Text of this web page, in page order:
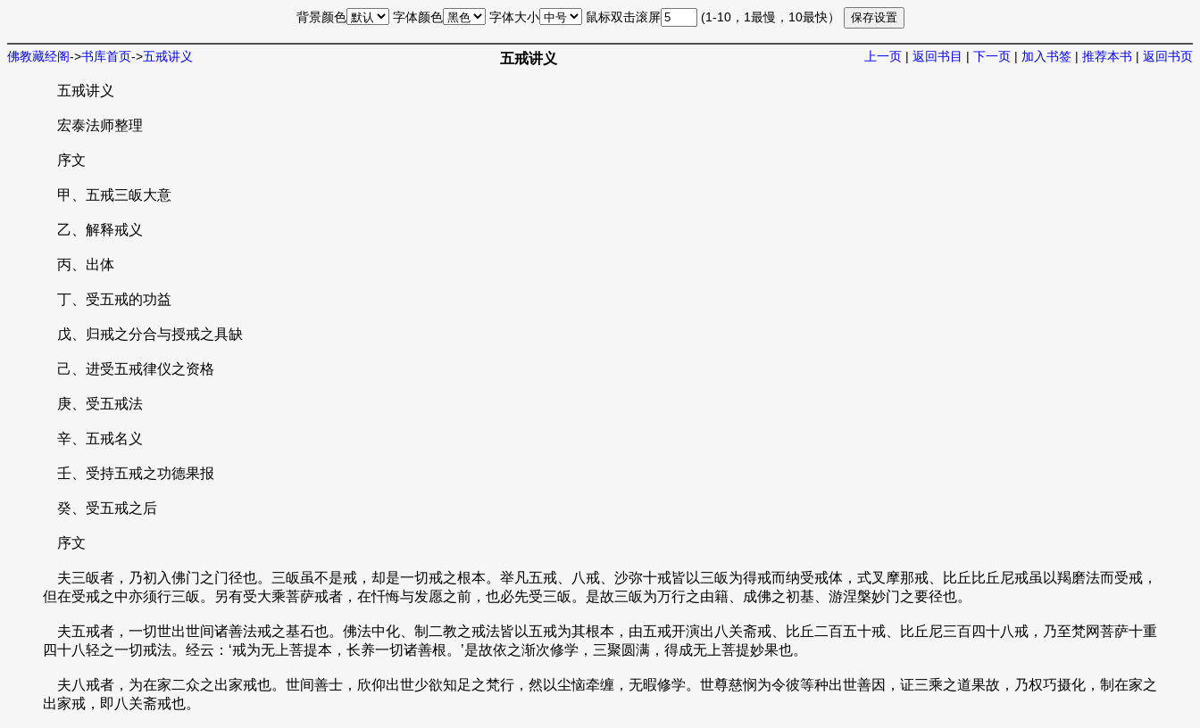
背景颜色 字体颜色 字体大小 鼠标双击滚屏 (1-10，1最慢，10最快）
佛教藏经阁->书库首页->五戒讲义 上一页 | 返回书目 | 下一页 | 加入书签 | 推荐本书 | 返回书页
五戒讲义
五戒讲义
宏泰法师整理
序文
甲、五戒三皈大意
乙、解释戒义
丙、出体
丁、受五戒的功益
戊、归戒之分合与授戒之具缺
己、进受五戒律仪之资格
庚、受五戒法
辛、五戒名义
壬、受持五戒之功德果报
癸、受五戒之后
序文
夫三皈者，乃初入佛门之门径也。三皈虽不是戒，却是一切戒之根本。举凡五戒、八戒、沙弥十戒皆以三皈为得戒而纳受戒体，式叉摩那戒、比丘比丘尼戒虽以羯磨法而受戒，
但在受戒之中亦须行三皈。另有受大乘菩萨戒者，在忏悔与发愿之前，也必先受三皈。是故三皈为万行之由籍、成佛之初基、游涅槃妙门之要径也。
夫五戒者，一切世出世间诸善法戒之基石也。佛法中化、制二教之戒法皆以五戒为其根本，由五戒开演出八关斋戒、比丘二百五十戒、比丘尼三百四十八戒，乃至梵网菩萨十重
四十八轻之一切戒法。经云：‘戒为无上菩提本，长养一切诸善根。’是故依之渐次修学，三聚圆满，得成无上菩提妙果也。
夫八戒者，为在家二众之出家戒也。世间善士，欣仰出世少欲知足之梵行，然以尘恼牵缠，无暇修学。世尊慈悯为令彼等种出世善因，证三乘之道果故，乃权巧摄化，制在家之
出家戒，即八关斋戒也。